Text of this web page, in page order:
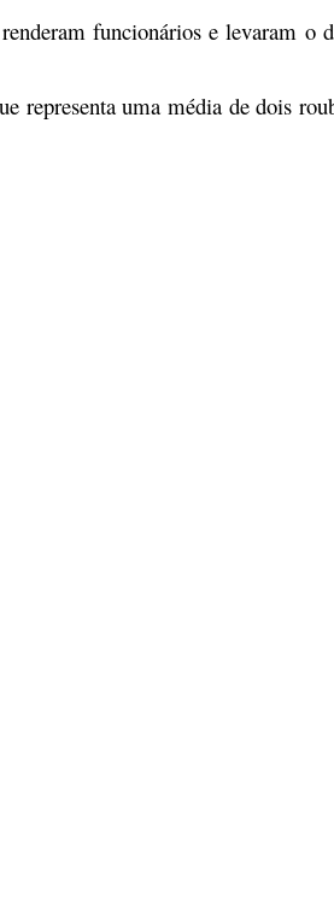
funcionários e levaram
representa uma média de dois